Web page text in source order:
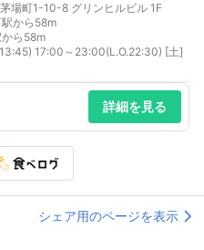
場町1-10-8 グリンヒルビル 1F
から58m
ら58m
17:00～23:00(L.O.22:30) [土]
詳細を見る
シェア用のページを表示